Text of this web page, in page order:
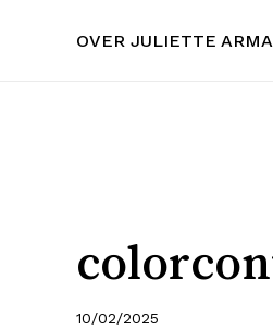
OVER JULIETTE
10/02/2025